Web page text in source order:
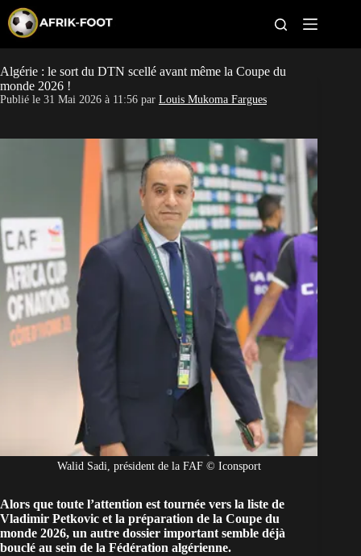
p
o
c
o
t
CAN féminine
Pays
Clubs
Classement
Paris sportifs
Algérie : le sort du DTN scellé avant même la Coupe du
monde 2026 !
Publié le 31 Mai 2026 à 11:56 par Louis Mukoma Fargues
Walid Sadi, président de la FAF © Iconsport
Alors que toute l’attention est tournée vers la liste de
Vladimir Petkovic et la préparation de la Coupe du
monde 2026, un autre dossier important semble déjà
bouclé au sein de la Fédération algérienne.